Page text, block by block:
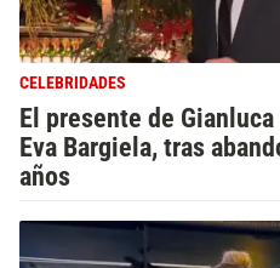
CELEBRIDADES
El presente de
Eva Bargiela, tras
años